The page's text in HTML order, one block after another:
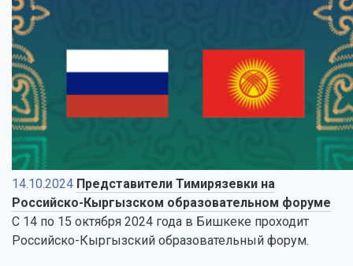
14.10.2024 Представители Тимирязевки на
Российско-Кыргызском образовательном форуме
С 14 по 15 октября 2024 года в Бишкеке проходит
Российско-Кыргызский образовательный форум.